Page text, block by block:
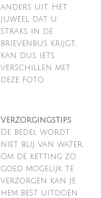
anders uit. Het
juweel dat u
straks in de
brievenbus krijgt,
kan dus iets
verschillen met
deze foto.
Verzorgingstips:
De bedel wordt
niet blij van water.
Om de ketting zo
goed mogelijk te
verzorgen kan je
hem best uitdoen